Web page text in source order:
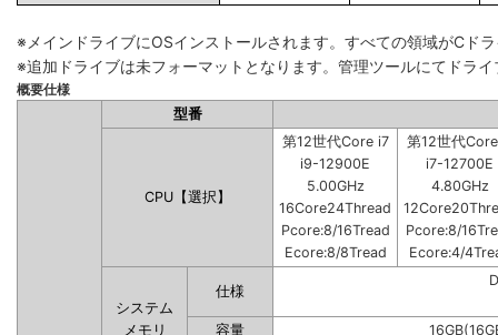
※メインドライブにOSインストールされます。すべての領域がCド
※追加ドライブは未フォーマットとなります。管理ツールにてドラ
概要仕様
型番
CPU【選択】
第12世代Core i7
i9-12900E
5.00GHz
16Core24Thread
Pcore:8/16Tread
Ecore:8/8Tread
第12世代
i7-12700E
4.80GHz
Pcore:8/
Ecore:4/
システム
メモリ
仕様
容量